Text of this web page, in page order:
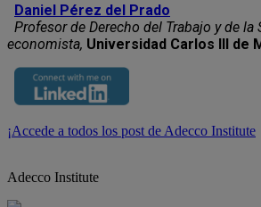
Daniel Pérez del Prado
Profesor de Derecho del Trabajo y de la
economista, Universidad Carlos III de
¡Accede a todos los post de Adecco Institute
Adecco Institute